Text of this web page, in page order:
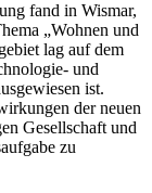
fand in Wismar,
„Wohnen und
lag auf dem
und
ist.
der neuen
Gesellschaft und
zu